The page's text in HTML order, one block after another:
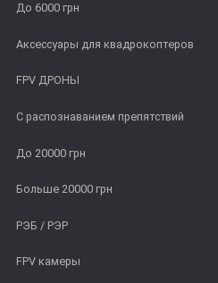
До 6000 грн
Аксессуары для квадрокоптеров
FPV ДРОНЫ
С распознаванием препятствий
До 20000 грн
Больше 20000 грн
РЭБ / РЭР
FPV камеры